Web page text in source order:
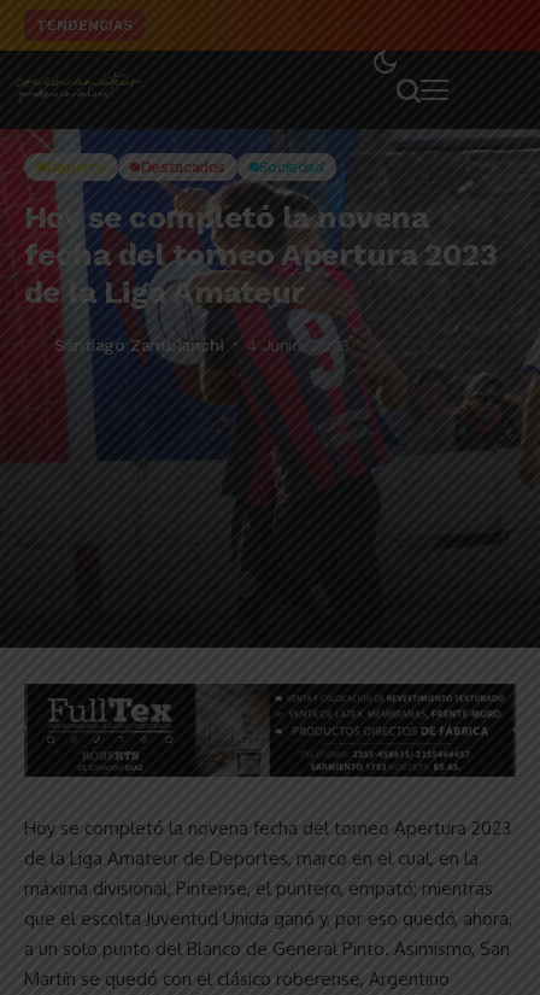
TENDENCIAS
Deporte Destacados Sociedad
Hoy se completó la novena
fecha del torneo Apertura 2023
de la Liga Amateur
Santiago Zambianchi 4 Junio, 2023
Hoy se completó la novena fecha del torneo Apertura 2023
de la Liga Amateur de Deportes, marco en el cual, en la
máxima divisional, Pintense, el puntero, empató; mientras
que el escolta Juventud Unida ganó y, por eso quedó, ahora,
a un solo punto del Blanco de General Pinto. Asimismo, San
Martín se quedó con el clásico roberense, Argentino